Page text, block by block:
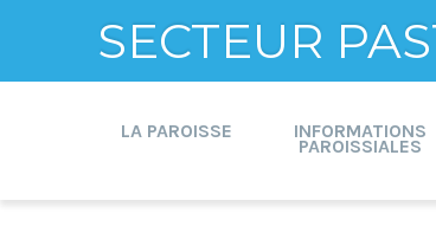
SECTEUR
LA PAROISSE INFORMATIONS
PAROISSIALES